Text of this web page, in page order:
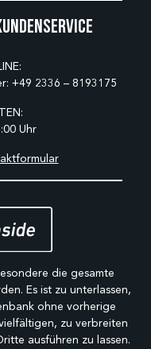
+49 2336 – 8193175
Uhr
die gesamte
Es ist zu unterlassen,
ohne vorherige
zu verbreiten
ausführen zu lassen.